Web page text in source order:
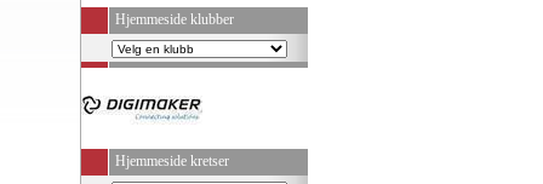
Hjemmeside klubber
Hjemmeside kretser